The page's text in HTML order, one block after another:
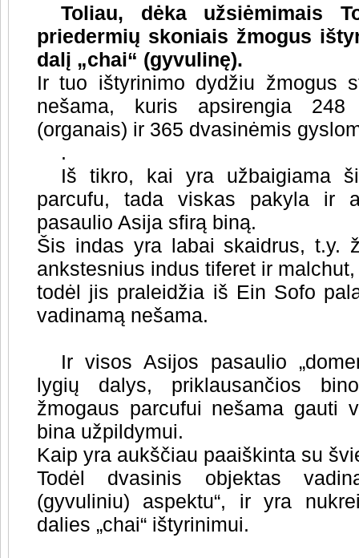
Toliau, dėka užsiėmimais
priedermių skoniais žmogus
dalį „chai“ (gyvulinę).
Ir tuo ištyrinimo dydžiu žmogus
nešama, kuris apsirengia 248
(organais) ir 365 dvasinėmis
.
Iš tikro, kai yra užbaigiama
parcufu, tada viskas pakyla ir
pasaulio Asija sfirą biną.
Šis indas yra labai skaidrus, t.y.
ankstesnius indus tiferet ir malchut,
todėl jis praleidžia iš Ein Sofo
vadinamą nešama.
Ir visos Asijos pasaulio
lygių dalys, priklausančios
žmogaus parcufui nešama gauti
bina užpildymui.
Kaip yra aukščiau paaiškinta su
Todėl dvasinis objektas
(gyvuliniu) aspektu“, ir yra
dalies „chai“ ištyrinimui.